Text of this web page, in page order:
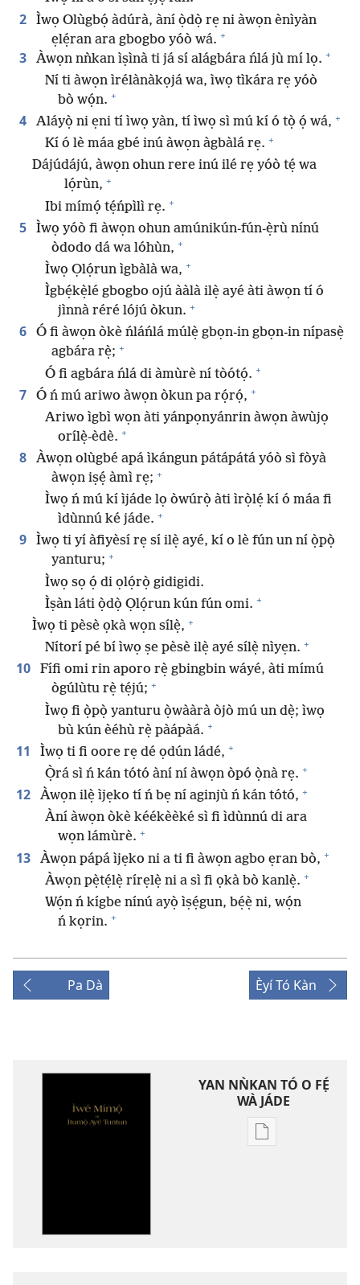
2
Ìwọ Olùgbọ́ àdúrà, àní ọ̀dọ̀ rẹ ni àwọn ènìyàn
ẹlẹ́ran ara gbogbo yóò wá. +
3 Àwọn nǹkan ìṣìnà ti já sí alágbára ńlá jù mí lọ. +
Ní ti àwọn ìrélànàkọjá wa, ìwọ tìkára rẹ yóò
bò wọ́n. +
4 Aláyọ̀ ni ẹni tí ìwọ yàn, tí ìwọ sì mú kí ó tọ̀ ọ́ wá, +
Kí ó lè máa gbé inú àwọn àgbàlá rẹ. +
Dájúdájú, àwọn ohun rere inú ilé rẹ yóò tẹ́ wa
lọ́rùn, +
Ibi mímọ́ tẹ́ńpìlì rẹ. +
5
Ìwọ yóò fi àwọn ohun amúnikún-fún-ẹ̀rù nínú
òdodo dá wa lóhùn, +
Ìwọ Ọlọ́run ìgbàlà wa, +
Ìgbẹ́kẹ̀lé gbogbo ojú ààlà ilẹ̀ ayé àti àwọn tí ó
jìnnà réré lójú òkun. +
6
Ó fi àwọn òkè ńláńlá múlẹ̀ gbọn-in gbọn-in nípasẹ̀
agbára rẹ̀; +
Ó fi agbára ńlá di àmùrè ní tòótọ́. +
7 Ó ń mú ariwo àwọn òkun pa rọ́rọ́, +
Ariwo ìgbì wọn àti yánpọnyánrin àwọn àwùjọ
orílẹ̀-èdè. +
8
Àwọn olùgbé apá ìkángun pátápátá yóò sì fòyà
àwọn iṣẹ́ àmì rẹ; +
Ìwọ ń mú kí ìjáde lọ òwúrọ̀ àti ìrọ̀lẹ́ kí ó máa fi
ìdùnnú ké jáde. +
9
Ìwọ ti yí àfiyèsí rẹ sí ilẹ̀ ayé, kí o lè fún un ní ọ̀pọ̀
yanturu; +
Ìwọ sọ ọ́ di ọlọ́rọ̀ gidigidi.
Ìṣàn láti ọ̀dọ̀ Ọlọ́run kún fún omi. +
Ìwọ ti pèsè ọkà wọn sílẹ̀, +
Nítorí pé bí ìwọ ṣe pèsè ilẹ̀ ayé sílẹ̀ nìyẹn. +
10
Fífi omi rin aporo rẹ̀ gbingbin wáyé, àti mímú
ògúlùtu rẹ̀ tẹ́jú; +
Ìwọ fi ọ̀pọ̀ yanturu ọ̀wààrà òjò mú un dẹ̀; ìwọ
bù kún èéhù rẹ̀ pàápàá. +
11 Ìwọ ti fi oore rẹ dé ọdún ládé, +
Ọ̀rá sì ń kán tótó àní ní àwọn òpó ọ̀nà rẹ. +
12 Àwọn ilẹ̀ ìjẹko tí ń bẹ ní aginjù ń kán tótó, +
Àní àwọn òkè kéékèèké sì fi ìdùnnú di ara
wọn lámùrè. +
13 Àwọn pápá ìjẹko ni a ti fi àwọn agbo ẹran bò, +
Àwọn pẹ̀tẹ́lẹ̀ rírẹlẹ̀ ni a sì fi ọkà bò kanlẹ̀. +
Wọ́n ń kígbe nínú ayọ̀ ìṣẹ́gun, bẹ́ẹ̀ ni, wọ́n
ń kọrin. +
Pa Dà Èyí Tó Kàn
YAN NǸKAN TÓ O FẸ́
WÀ JÁDE
Bó